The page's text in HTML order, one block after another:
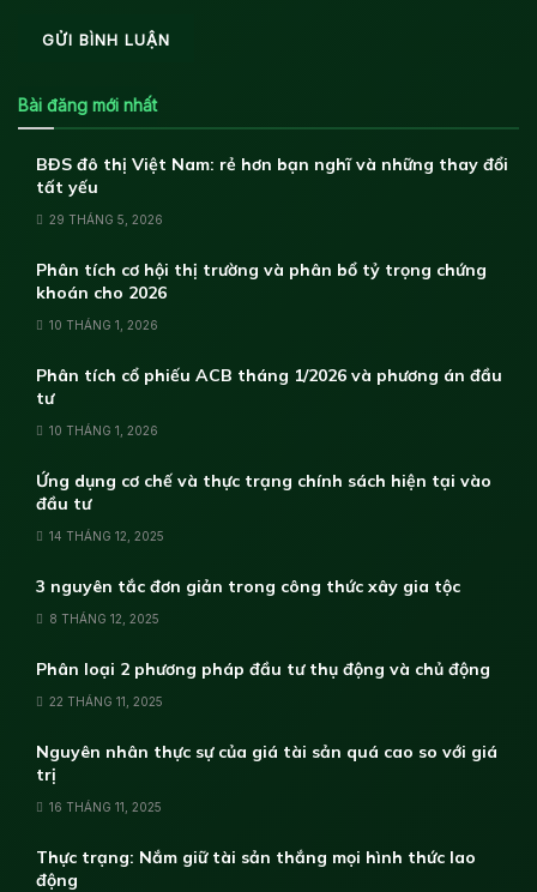
Bài đăng mới nhất
BĐS đô thị Việt Nam: rẻ hơn bạn nghĩ và những thay đổi
tất yếu
29 THÁNG 5, 2026
Phân tích cơ hội thị trường và phân bổ tỷ trọng chứng
khoán cho 2026
10 THÁNG 1, 2026
Phân tích cổ phiếu ACB tháng 1/2026 và phương án đầu
tư
10 THÁNG 1, 2026
Ứng dụng cơ chế và thực trạng chính sách hiện tại vào
đầu tư
14 THÁNG 12, 2025
3 nguyên tắc đơn giản trong công thức xây gia tộc
8 THÁNG 12, 2025
Phân loại 2 phương pháp đầu tư thụ động và chủ động
22 THÁNG 11, 2025
Nguyên nhân thực sự của giá tài sản quá cao so với giá
trị
16 THÁNG 11, 2025
Thực trạng: Nắm giữ tài sản thắng mọi hình thức lao
động